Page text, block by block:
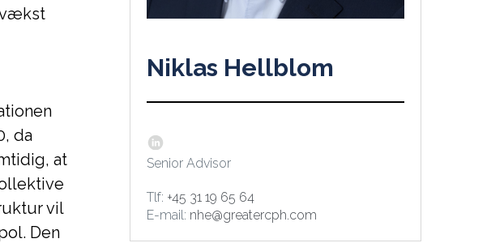
da
at
vil
Den
Niklas Hellblom
Senior Advisor
Tlf: +45 31 19 65 64
E-mail: nhe@greatercph.com